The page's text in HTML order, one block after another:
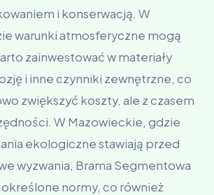
i konserwacją. W
warunki atmosferyczne mogą
zainwestować w materiały
i inne czynniki zewnętrzne, co
zwiększyć koszty, ale z czasem
W Mazowieckie, gdzie
ekologiczne stawiają przed
wyzwania, Brama Segmentowa
określone normy, co również